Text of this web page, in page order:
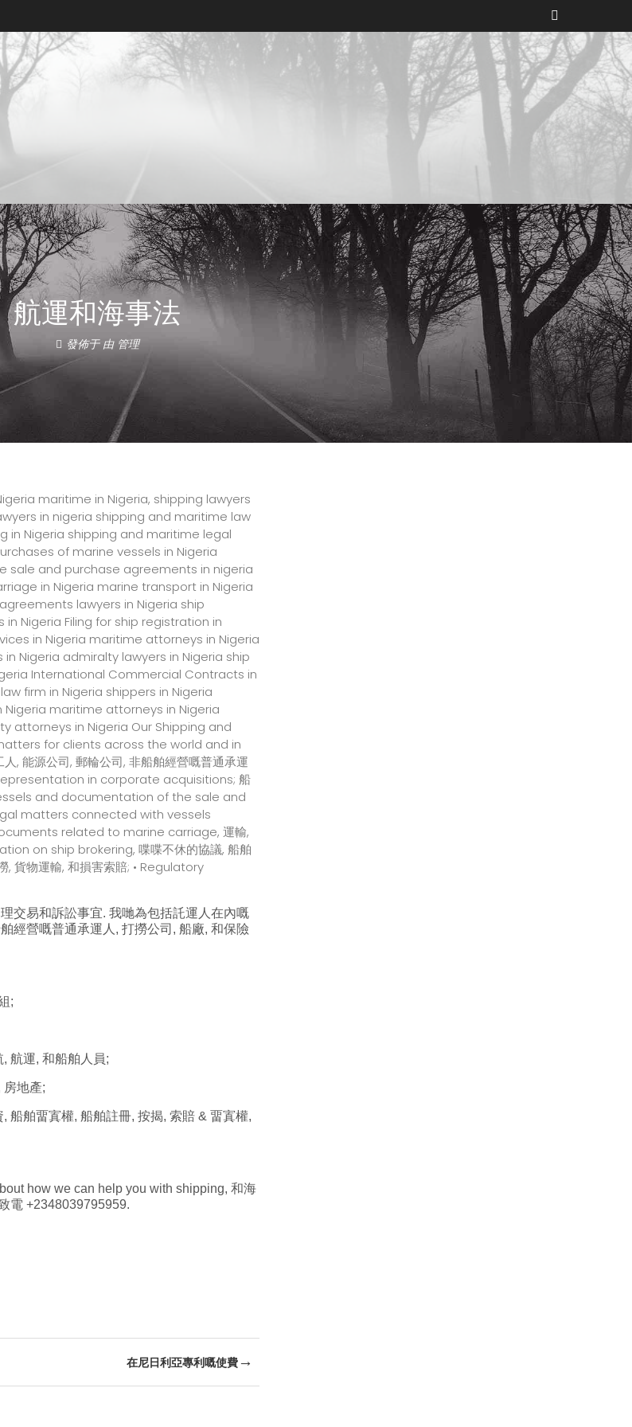
事務所, 尼日利亞知識產權律師事務所,
尼日利亞知識產權律師事務所
航運和海事法
發佈于 由 管理
交易和訴訟事宜. 我哋為包括託運人在內嘅
經營嘅普通承運人, 打撈公司, 船廠, 和保險
;
航運, 和船舶人員;
房地產;
船舶畱寘權, 船舶註冊, 按揭, 索賠 & 畱寘權,
how we can help you with shipping, 和海
電 +2348039795959.
在尼日利亞專利嘅使費→